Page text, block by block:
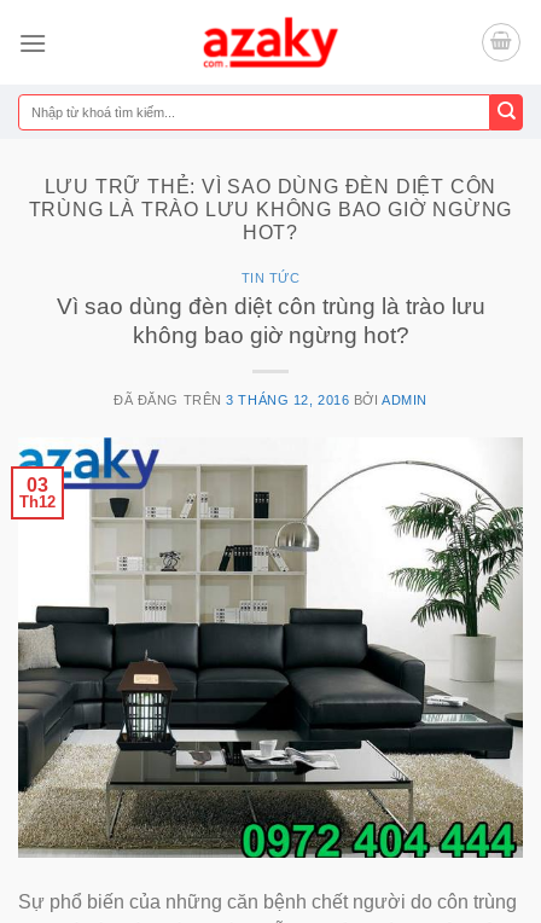
đến
dung
Tìm
kiếm:
LƯU TRỮ THẺ:VÌ SAO DÙNG ĐÈN DIỆT CÔN
TRÙNG LÀ TRÀO LƯU KHÔNG BAO GIỜ NGỪNG
HOT?
TIN TỨC
Vì sao dùng đèn diệt côn trùng là trào lưu
không bao giờ ngừng hot?
ĐÃ ĐĂNG TRÊN3 THÁNG 12, 2016 BỞIADMIN
03
Th12
Sự phổ biến của những căn bệnh chết người do côn trùng